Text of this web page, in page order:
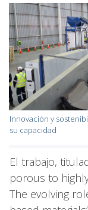
Innovación y
su capacidad
El trabajo,
porous to
The evolving